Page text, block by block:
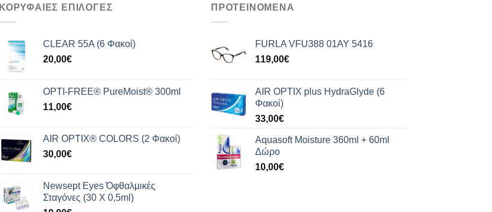
ΚΟΡΥΦΑΙΕΣ ΕΠΙΛΟΓΕΣ
CLEAR 55A (6 Φακοί)
20,00€
OPTI-FREE® PureMoist® 300ml
11,00€
AIR OPTIX® COLORS (2 Φακοί)
30,00€
Newsept Eyes Όφθαλμικές
Σταγόνες (30 Χ 0,5ml)
ΠΡΟΤΕΙΝΟΜΕΝΑ
FURLA VFU388 01AY 5416
119,00€
AIR OPTIX plus HydraGlyde (6
Φακοί)
33,00€
Aquasoft Moisture 360ml + 60ml
Δώρο
10,00€